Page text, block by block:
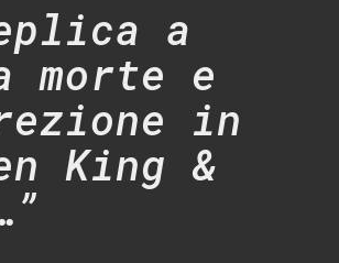
a
morte e
in
King &